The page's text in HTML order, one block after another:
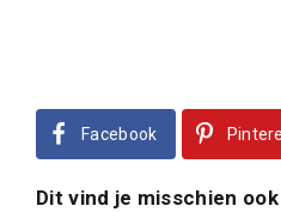
Facebook
Dit vind je misschien